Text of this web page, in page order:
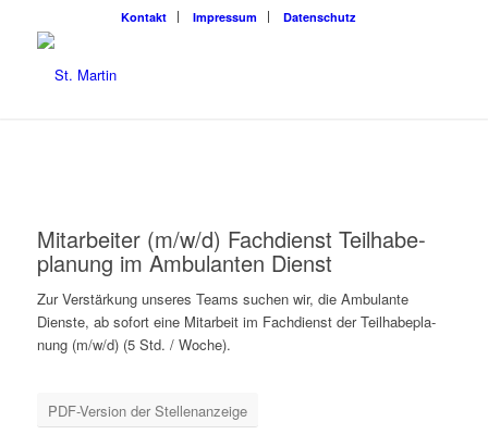
Kon­takt Impres­sum Daten­schutz
Mit­ar­bei­ter (m/w/d) Fach­dienst Teil­ha­be­
pla­nung im Ambu­lan­ten Dienst
Zur Ver­stär­kung unse­res Teams suchen wir, die Ambu­lan­te
Diens­te, ab sofort eine Mit­ar­beit im Fach­dienst der Teil­ha­be­pla­
nung (m/w/d) (5 Std. / Woche).
PDF-Ver­si­on der Stellenanzeige